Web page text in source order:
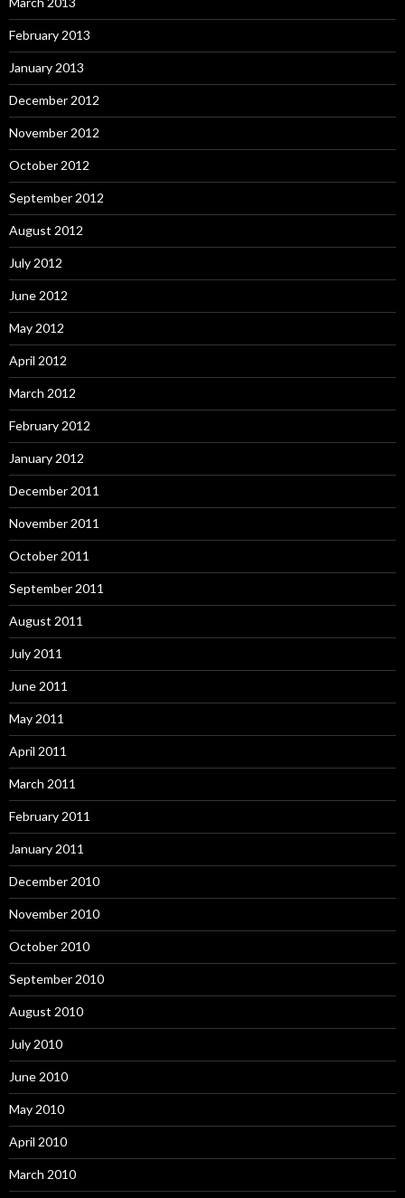
February 2013
January 2013
December 2012
November 2012
October 2012
September 2012
August 2012
July 2012
June 2012
May 2012
April 2012
March 2012
February 2012
January 2012
December 2011
November 2011
October 2011
September 2011
August 2011
July 2011
June 2011
May 2011
April 2011
March 2011
February 2011
January 2011
December 2010
November 2010
October 2010
September 2010
August 2010
July 2010
June 2010
May 2010
April 2010
March 2010